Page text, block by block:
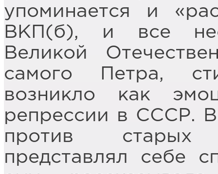
упоминается и
ВКП(б), и все
Великой
самого Петра,
возникло как
репрессии в СССР.
против старых
представлял себе